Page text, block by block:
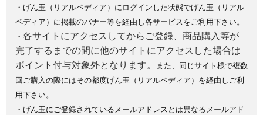
・げん玉（リアルペディア）にログインした状態でげん玉（リアル
ペディア）に掲載のバナー等を経由し各サービスをご利用下さい。
・ 各サイトにアクセスしてからご登録、商品購入等が
完了するまでの間に他のサイトにアクセスした場合は
ポイント付与対象外となります。
また、同じサイト様で複数
回ご購入の際にはその都度げん玉（リアルペディア）を経由しご利
用下さい。
・げん玉にご登録されているメールアドレスとは異なるメールアド